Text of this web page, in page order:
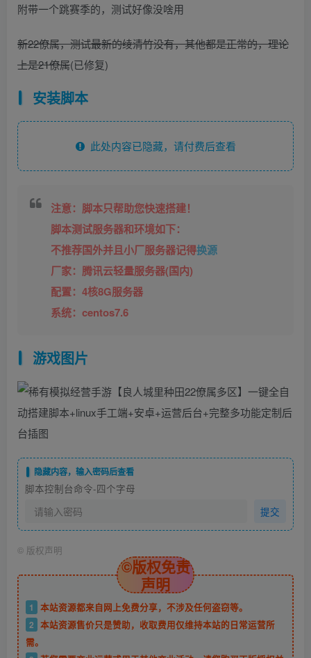
附带一个跳赛季的，测试好像没啥用
新22僚属，测试最新的绫清竹没有，其他都是正常的，理论
上是21僚属(已修复)
安装脚本
此处内容已隐藏，请付费后查看
注意：脚本只帮助您快速搭建！
脚本测试服务器和环境如下：
不推荐国外并且小厂服务器记得换源
厂家：腾讯云轻量服务器(国内)
配置：4核8G服务器
系统：centos7.6
游戏图片
隐藏内容，输入密码后查看
脚本控制台命令-四个字母
提交
© 版权声明
©版权免责
声明
1
本站资源都来自网上免费分享，不涉及任何盗窃等。
2 本站资源售价只是赞助，收取费用仅维持本站的日常运营所
需。